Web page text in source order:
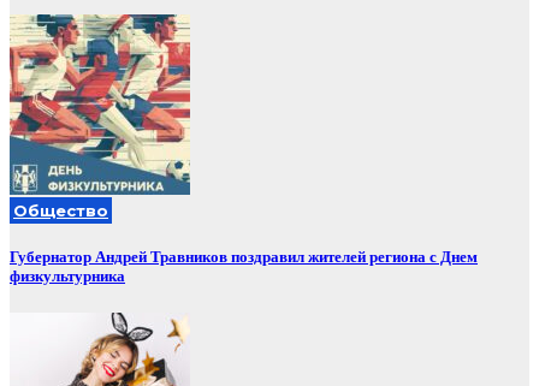
Общество
Губернатор Андрей Травников поздравил жителей региона с Днем
физкультурника